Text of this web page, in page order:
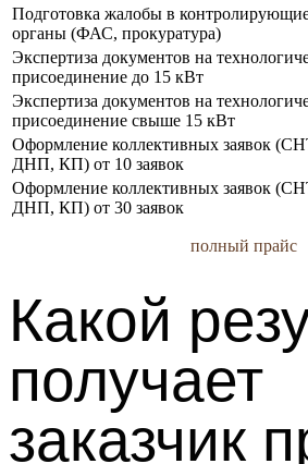
Подготовка жалобы в
органы (ФАС, прокуратура)
Экспертиза документов на
присоединение до 15 кВт
Экспертиза документов на
присоединение свыше 15 кВт
Оформление коллективных заявок
ДНП, КП) от 10 заявок
Оформление коллективных заявок
ДНП, КП) от 30 заявок
полный прайс
Какой
получает
заказчик